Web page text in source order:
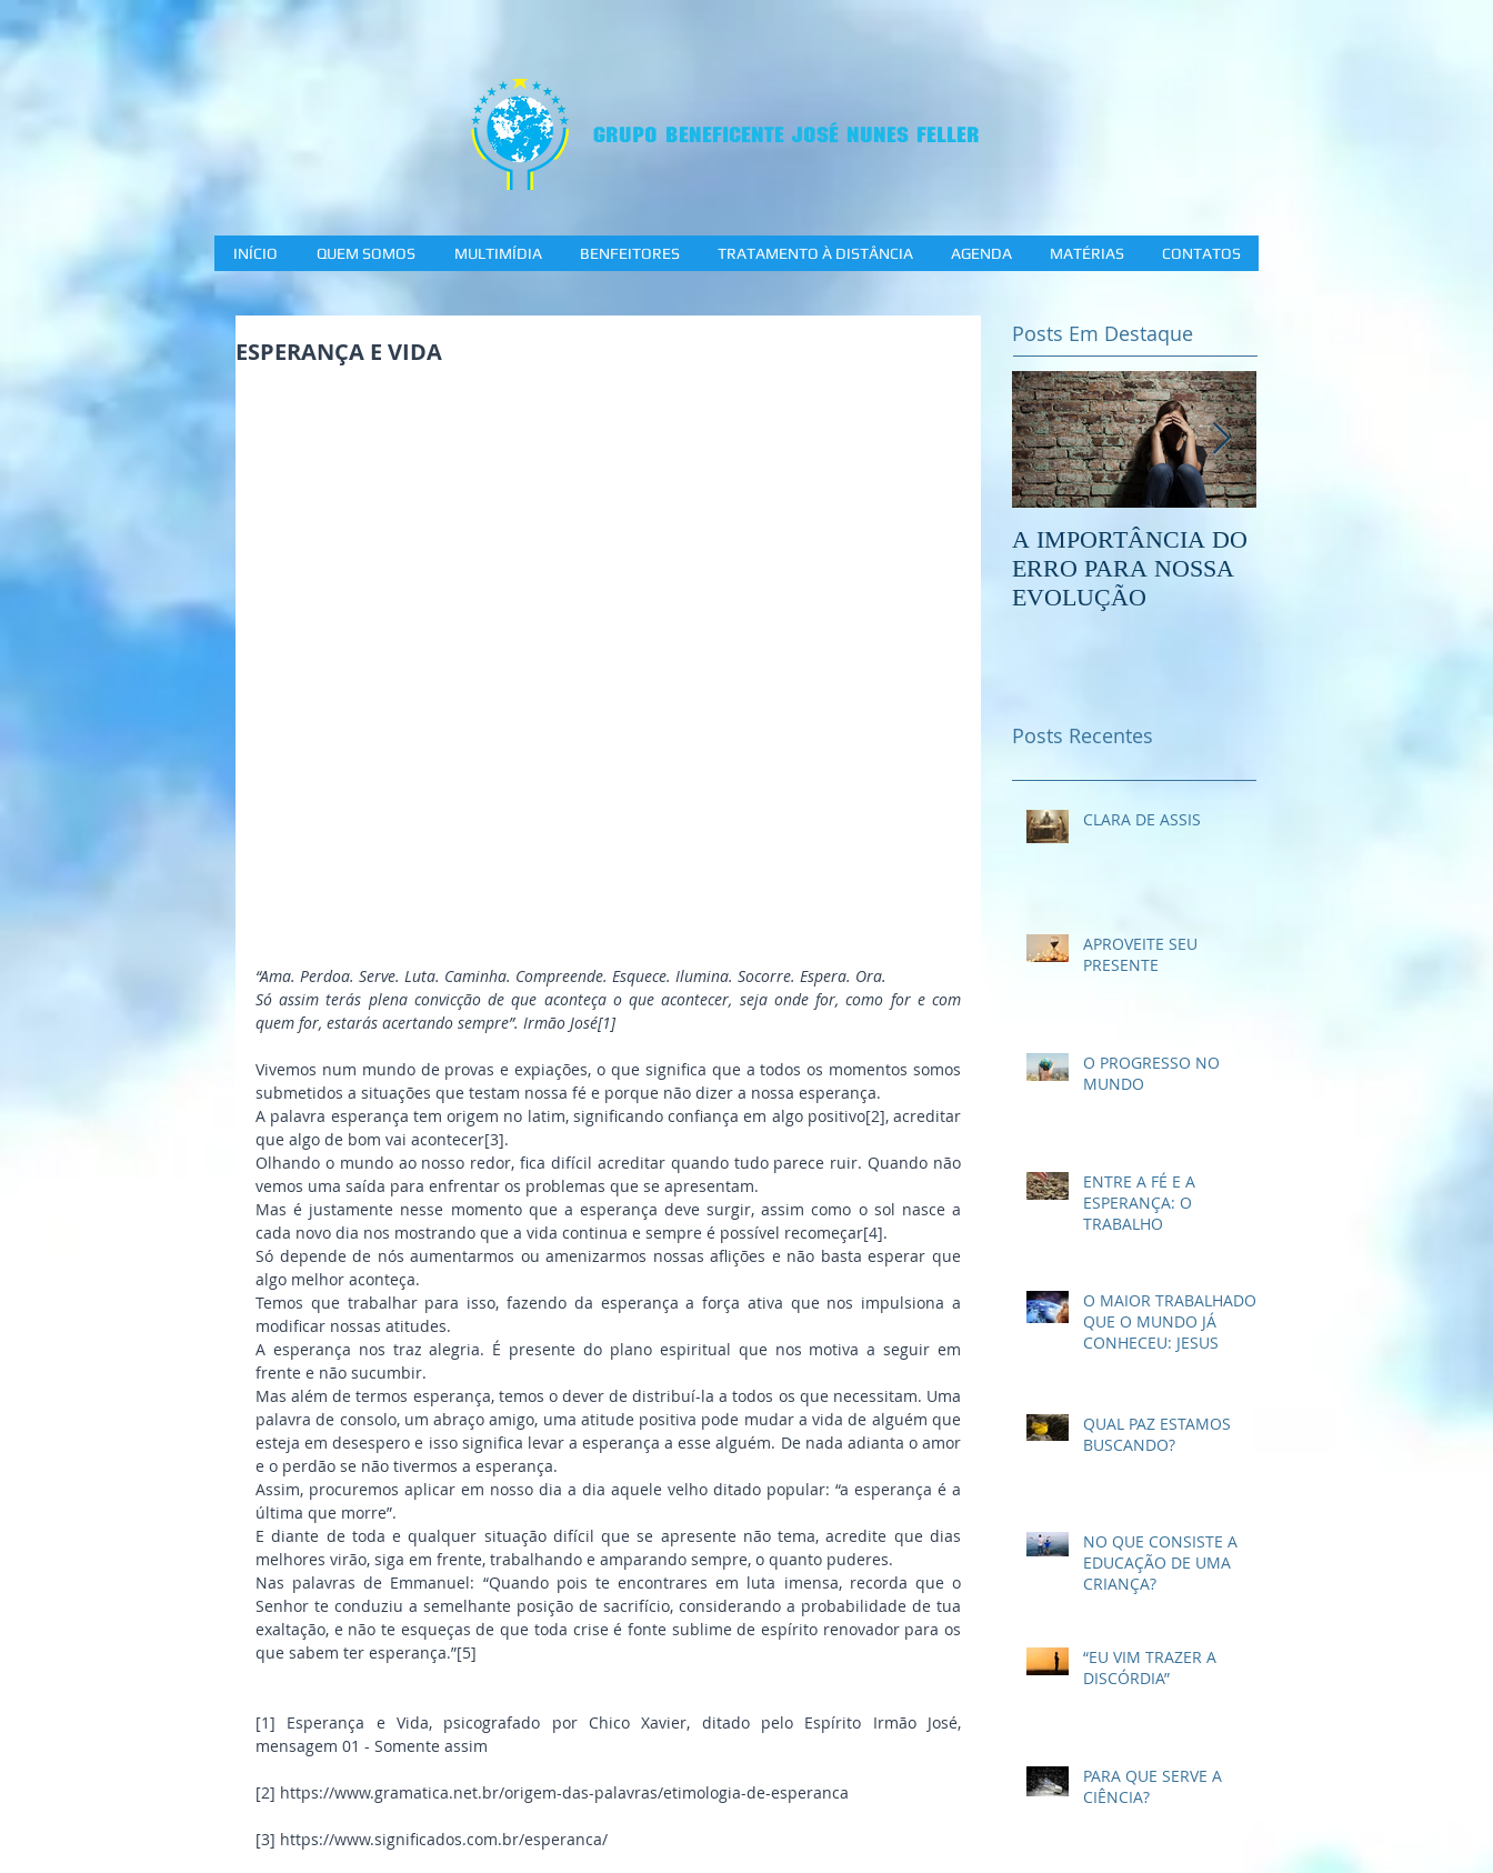
GRUPO BENEFICENTE JOSÉ NUNES FELLER
INÍCIO QUEM SOMOS MULTIMÍDIA BENFEITORES TRATAMENTO À DISTÂNCIA AGENDA MATÉRIAS CONTATOS
ESPERANÇA E VIDA
“Ama. Perdoa. Serve. Luta. Caminha. Compreende. Esquece. Ilumina. Socorre. Espera. Ora.
Só assim terás plena convicção de que aconteça o que acontecer, seja onde for, como for e com
quem for, estarás acertando sempre”. Irmão José[1]
Vivemos num mundo de provas e expiações, o que significa que a todos os momentos somos
submetidos a situações que testam nossa fé e porque não dizer a nossa esperança.
A palavra esperança tem origem no latim, significando confiança em algo positivo[2], acreditar
que algo de bom vai acontecer[3].
Olhando o mundo ao nosso redor, fica difícil acreditar quando tudo parece ruir. Quando não
vemos uma saída para enfrentar os problemas que se apresentam.
Mas é justamente nesse momento que a esperança deve surgir, assim como o sol nasce a
cada novo dia nos mostrando que a vida continua e sempre é possível recomeçar[4].
Só depende de nós aumentarmos ou amenizarmos nossas aflições e não basta esperar que
algo melhor aconteça.
Temos que trabalhar para isso, fazendo da esperança a força ativa que nos impulsiona a
modificar nossas atitudes.
A esperança nos traz alegria. É presente do plano espiritual que nos motiva a seguir em
frente e não sucumbir.
Mas além de termos esperança, temos o dever de distribuí-la a todos os que necessitam. Uma
palavra de consolo, um abraço amigo, uma atitude positiva pode mudar a vida de alguém que
esteja em desespero e isso significa levar a esperança a esse alguém. De nada adianta o amor
e o perdão se não tivermos a esperança.
Assim, procuremos aplicar em nosso dia a dia aquele velho ditado popular: “a esperança é a
última que morre”.
E diante de toda e qualquer situação difícil que se apresente não tema, acredite que dias
melhores virão, siga em frente, trabalhando e amparando sempre, o quanto puderes.
Nas palavras de Emmanuel: “Quando pois te encontrares em luta imensa, recorda que o
Senhor te conduziu a semelhante posição de sacrifício, considerando a probabilidade de tua
exaltação, e não te esqueças de que toda crise é fonte sublime de espírito renovador para os
que sabem ter esperança.”[5]
[1] Esperança e Vida, psicografado por Chico Xavier, ditado pelo Espírito Irmão José,
mensagem 01 - Somente assim
[2] https://www.gramatica.net.br/origem-das-palavras/etimologia-de-esperanca
[3] https://www.significados.com.br/esperanca/
Posts Em Destaque
A IMPORTÂNCIA DO
ERRO PARA NOSSA
EVOLUÇÃO
Posts Recentes
CLARA DE ASSIS
APROVEITE SEU
PRESENTE
O PROGRESSO NO
MUNDO
ENTRE A FÉ E A
ESPERANÇA: O
TRABALHO
O MAIOR TRABALHADOR
QUE O MUNDO JÁ
CONHECEU: JESUS
QUAL PAZ ESTAMOS
BUSCANDO?
NO QUE CONSISTE A
EDUCAÇÃO DE UMA
CRIANÇA?
“EU VIM TRAZER A
DISCÓRDIA”
PARA QUE SERVE A
CIÊNCIA?